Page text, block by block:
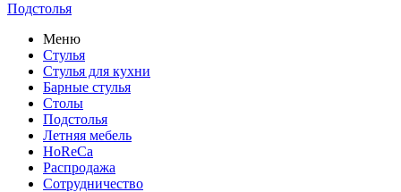
Подстолья
Меню
Стулья
Стулья для кухни
Барные стулья
Столы
Подстолья
Летняя мебель
HoReCa
Распродажа
Сотрудничество